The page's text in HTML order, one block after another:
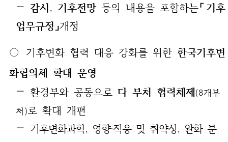
—감시, 기후전망 등의 내용을 포함하는「기후
업무규정」개정
○ 기후변화 협력 대응 강화를 위한 한국기후변
화협의체 확대 운영
— 환경부와 공동으로 다 부처 협력체제(8개부
처)로 확대 개편
— 기후변화과학, 영향‧적응 및 취약성, 완화 분